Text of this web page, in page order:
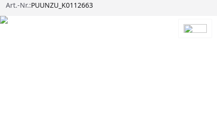
Art.-Nr.:PUUNZU_K0112663